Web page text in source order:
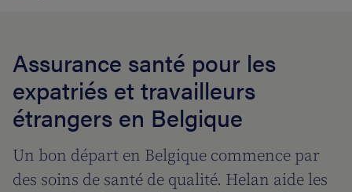
Assurance santé pour les
expatriés et travailleurs
étrangers en Belgique
Un bon départ en Belgique commence par
des soins de santé de qualité. Helan aide les